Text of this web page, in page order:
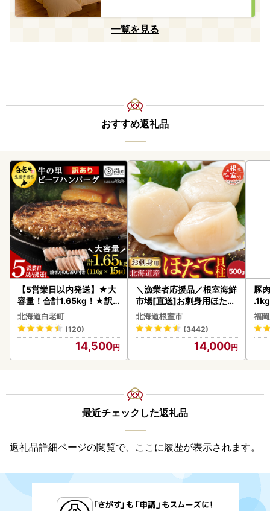
一覧を見る
おすすめ返礼品
【5営業日以内発送】★大
容量！合計1.65kg！★訳
あり・牛の里ビーフハンバ
ーグ(110ｇ5枚入）×3 AG
058
北海道白老町
(120)
14,500
＼漁業者応援品／根室海鮮
市場[直送]お刺身用ほたて
貝柱500g A-28002
北海道根室市
(3442)
14,000
豚
福
最近チェックした返礼品
返礼品詳細ページの閲覧で、ここに履歴が表示されます。